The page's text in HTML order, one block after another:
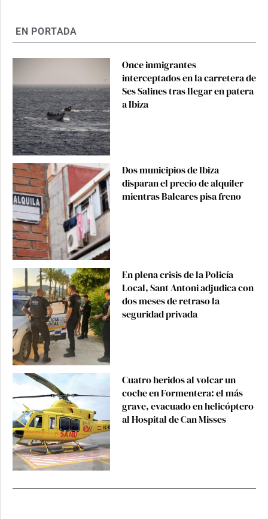
EN PORTADA
Once inmigrantes
interceptados en la carretera de
Ses Salines tras llegar en patera
a Ibiza
Dos municipios de Ibiza
disparan el precio de alquiler
mientras Baleares pisa freno
En plena crisis de la Policía
Local, Sant Antoni adjudica con
dos meses de retraso la
seguridad privada
Cuatro heridos al volcar un
coche en Formentera: el más
grave, evacuado en helicóptero
al Hospital de Can Misses